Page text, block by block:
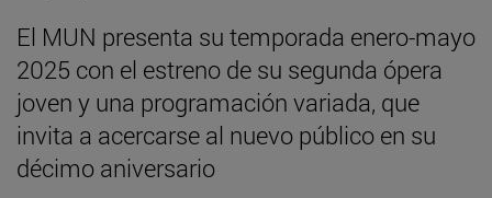
El MUN presenta su temporada enero-mayo
2025 con el estreno de su segunda ópera
joven y una programación variada, que
invita a acercarse al nuevo público en su
décimo aniversario